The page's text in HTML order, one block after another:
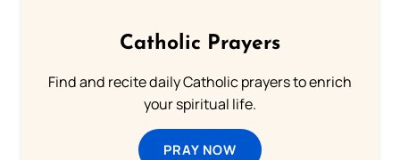
Catholic Prayers
Find and recite daily Catholic prayers to enrich
your spiritual life.
PRAY NOW